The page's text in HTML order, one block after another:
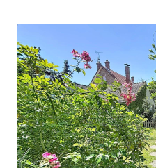
voir